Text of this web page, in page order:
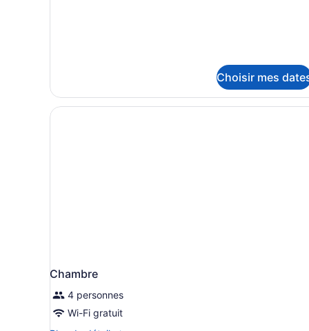
Choisir mes
Chambre
4 personnes
Wi-Fi gratuit